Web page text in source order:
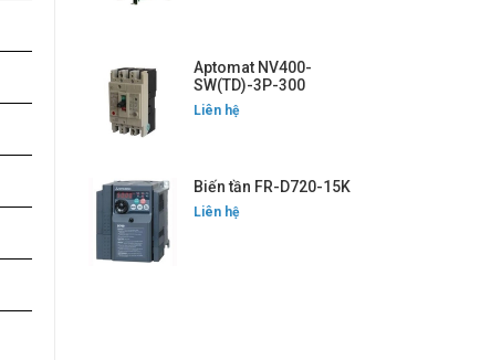
Aptomat NV400-
SW(TD)-3P-300
Liên hệ
Biến tần FR-D720-15K
Liên hệ